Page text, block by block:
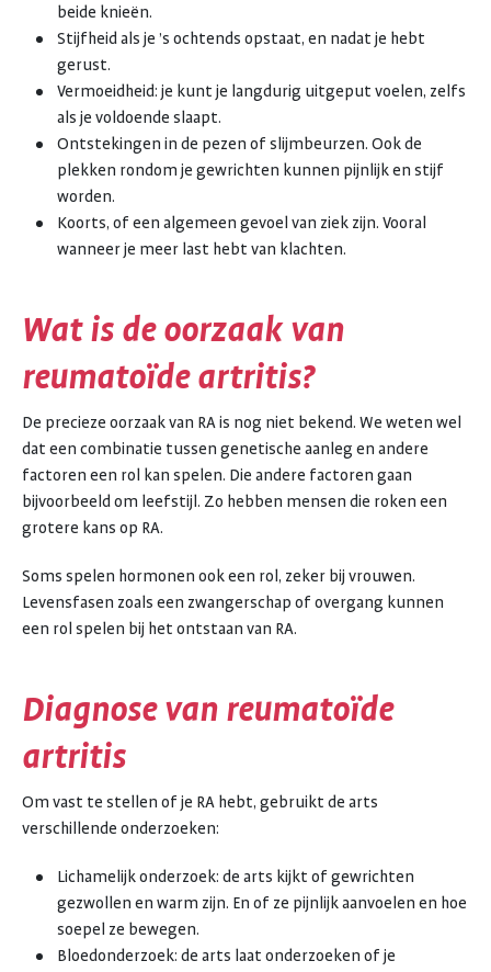
beide knieën.
Stijfheid als je ’s ochtends opstaat, en nadat je hebt
gerust.
Vermoeidheid: je kunt je langdurig uitgeput voelen, zelfs
als je voldoende slaapt.
Ontstekingen in de pezen of slijmbeurzen. Ook de
plekken rondom je gewrichten kunnen pijnlijk en stijf
worden.
Koorts, of een algemeen gevoel van ziek zijn. Vooral
wanneer je meer last hebt van klachten.
Wat is de oorzaak van
reumatoïde artritis?
De precieze oorzaak van RA is nog niet bekend. We weten wel
dat een combinatie tussen genetische aanleg en andere
factoren een rol kan spelen. Die andere factoren gaan
bijvoorbeeld om leefstijl. Zo hebben mensen die roken een
grotere kans op RA.
Soms spelen hormonen ook een rol, zeker bij vrouwen.
Levensfasen zoals een zwangerschap of overgang kunnen
een rol spelen bij het ontstaan van RA.
Diagnose van reumatoïde
artritis
Om vast te stellen of je RA hebt, gebruikt de arts
verschillende onderzoeken:
Lichamelijk onderzoek: de arts kijkt of gewrichten
gezwollen en warm zijn. En of ze pijnlijk aanvoelen en hoe
soepel ze bewegen.
Bloedonderzoek: de arts laat onderzoeken of je